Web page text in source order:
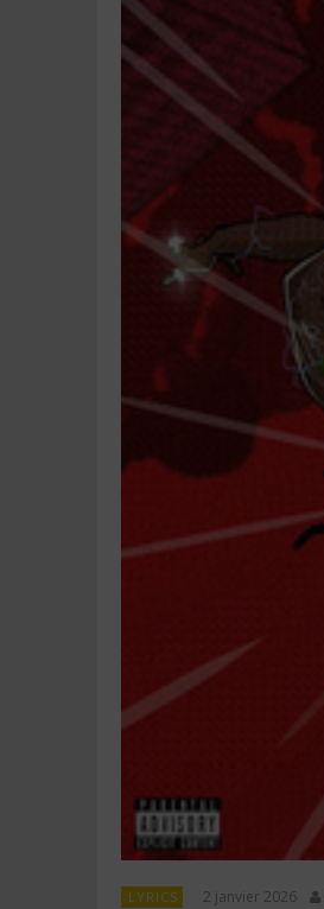
LYRICS 2 janvier 2026